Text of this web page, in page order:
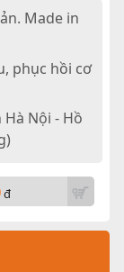
Made in
phục hồi cơ
Nội - Hồ
đ